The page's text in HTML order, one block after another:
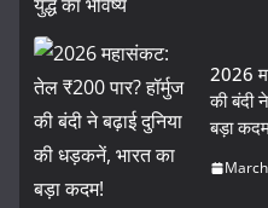
2026
की बंदी
बड़ा